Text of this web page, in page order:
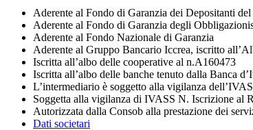
Aderente al Fondo di Garanzia dei Depositanti
Aderente al Fondo di Garanzia degli
Aderente al Fondo Nazionale di Garanzia
Aderente al Gruppo Bancario Iccrea, iscritto
Iscritta all’albo delle cooperative al n.A160473
Iscritta all’albo delle banche tenuto dalla Banca
L’intermediario è soggetto alla vigilanza
Soggetta alla vigilanza di IVASS N. Iscrizione al
Autorizzata dalla Consob alla prestazione dei
Dati societari